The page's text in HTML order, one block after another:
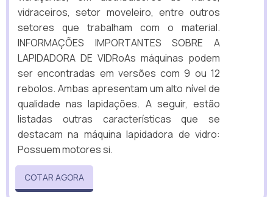
vidraceiros, setor moveleiro, entre outros
setores que trabalham com o material.
INFORMAÇÕES IMPORTANTES SOBRE A
LAPIDADORA DE VIDRoAs máquinas podem
ser encontradas em versões com 9 ou 12
rebolos. Ambas apresentam um alto nível de
qualidade nas lapidações. A seguir, estão
listadas outras características que se
destacam na máquina lapidadora de vidro:
Possuem motores si.
COTAR AGORA